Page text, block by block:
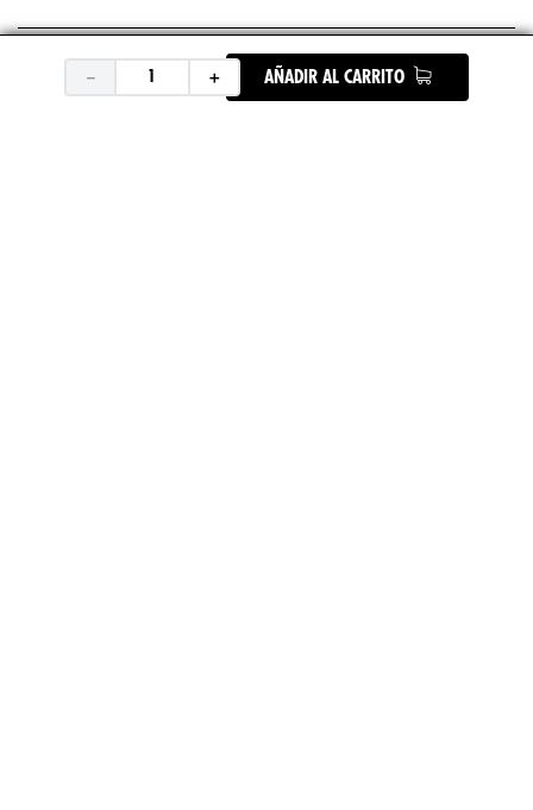
＋
－ AÑADIR AL CARRITO
ASICS +